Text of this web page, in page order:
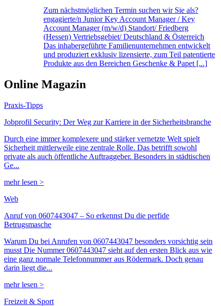
Zum nächstmöglichen Termin suchen wir Sie als?
engagierte/n Junior Key Account Manager / Key
Account Manager (m/w/d) Standort/ Friedberg
(Hessen) Vertriebsgebiet/ Deutschland & Österreich
Das inhabergeführte Familienunternehmen entwickelt
und produziert exklusiv lizensierte, zum Teil patentierte
Produkte aus den Bereichen Geschenke & Papet [...]
Online Magazin
Praxis-Tipps
Jobprofil Security: Der Weg zur Karriere in der Sicherheitsbranche
Durch eine immer komplexere und stärker vernetzte Welt spielt
Sicherheit mittlerweile eine zentrale Rolle. Das betrifft sowohl
private als auch öffentliche Auftraggeber. Besonders in städtischen
Ge...
mehr lesen >
Web
Anruf von 0607443047 – So erkennst Du die perfide
Betrugsmasche
Warum Du bei Anrufen von 0607443047 besonders vorsichtig sein
musst Die Nummer 0607443047 sieht auf den ersten Blick aus wie
eine ganz normale Telefonnummer aus Rödermark. Doch genau
darin liegt die...
mehr lesen >
Freizeit & Sport